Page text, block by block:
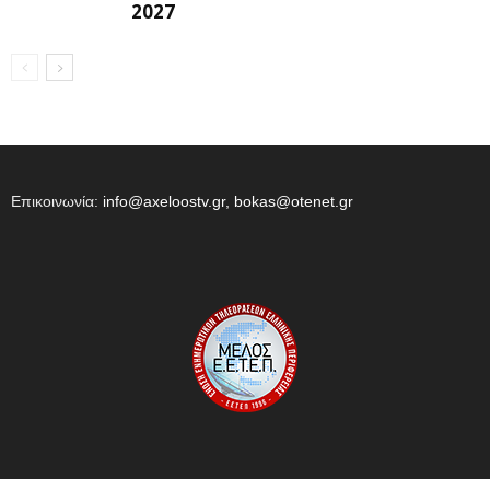
2027
Επικοινωνία: info@axeloostv.gr, bokas@otenet.gr